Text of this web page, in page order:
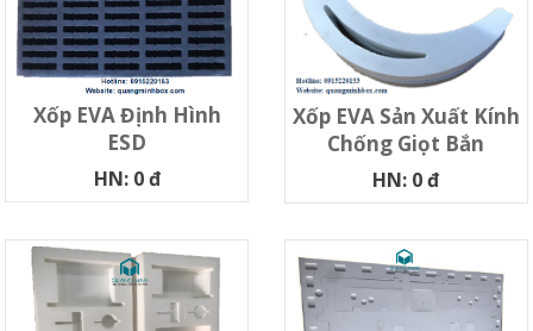
Xốp EVA Định Hình
ESD
HN: 0 đ
Xốp EVA Sản Xuất Kính
Chống Giọt Bắn
HN: 0 đ